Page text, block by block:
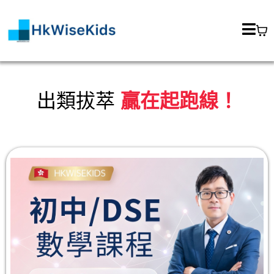
出類拔萃 贏在起跑線！